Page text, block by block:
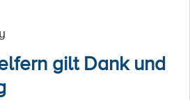
gilt Dank und